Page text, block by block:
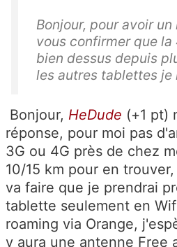
Bonjour, pour avoir
vous confirmer que la
bien dessus depuis
les autres tablettes je
Bonjour, HeDude (+1 pt)
réponse, pour moi pas
3G ou 4G près de chez
10/15 km pour en
va faire que je prendrai
tablette seulement en
roaming via Orange,
y aura une antenne Free